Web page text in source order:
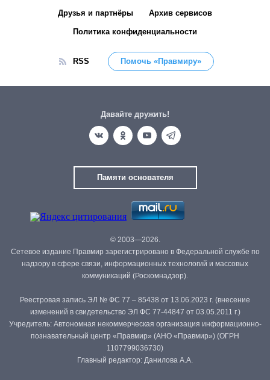
Друзья и партнёры Архив сервисов
Политика конфиденциальности
RSS Помочь «Правмиру»
Давайте дружить!
Памяти основателя
© 2003—2026.
Сетевое издание Правмир зарегистрировано в Федеральной службе по
надзору в сфере связи, информационных технологий и массовых
коммуникаций (Роскомнадзор).
Реестровая запись ЭЛ № ФС 77 – 85438 от 13.06.2023 г. (внесение
изменений в свидетельство ЭЛ ФС 77-44847 от 03.05.2011 г.)
Учредитель: Автономная некоммерческая организация информационно-
познавательный центр «Правмир» (АНО «Правмир») (ОГРН
1107799036730)
Главный редактор: Данилова А.А.